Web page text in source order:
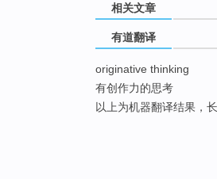
相关文章
有道翻译
originative thinking
有创作力的思考
以上为机器翻译结果，